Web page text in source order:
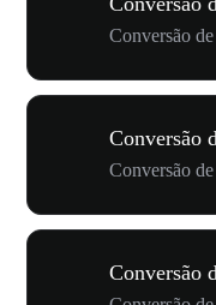
Conversão
Conversão
Conversão
Conversão